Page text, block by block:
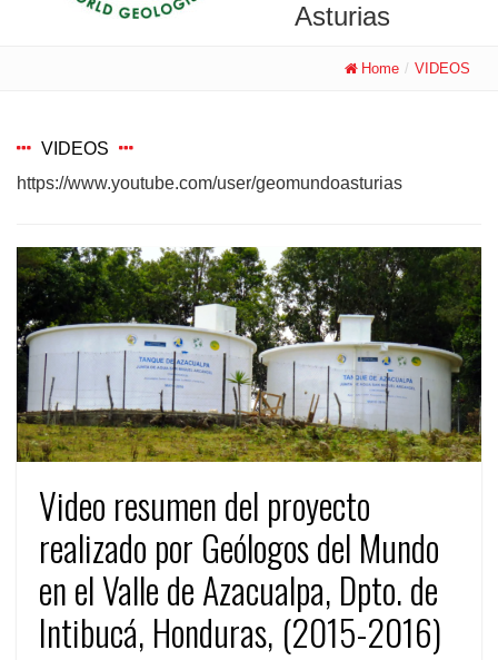
Asturias
Home / VIDEOS
VIDEOS
https://www.youtube.com/user/geomundoasturias
Video resumen del proyecto
realizado por Geólogos del Mundo
en el Valle de Azacualpa, Dpto. de
Intibucá, Honduras, (2015-2016)